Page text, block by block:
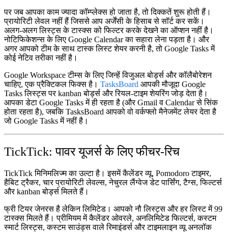
पर जब आपका काम ज्यादा कॉम्प्लेक्स हो जाता है, तो दिक्कतें शुरू होती हैं।
प्रायोरिटी लेवल नहीं हैं जिससे आप अर्जेंसी के हिसाब से सॉर्ट कर सकें।
अलग-अलग लिस्ट्स के टास्क्स को फिल्टर करके देखने का ऑप्शन नहीं है।
नोटिफिकेशन्स के लिए Google Calendar का सहारा लेना पड़ता है। और
अगर आपको टीम के साथ टास्क लिस्ट शेयर करनी है, तो Google Tasks में
कोई नेटिव तरीका नहीं है।
Google Workspace टीम्स के लिए जिन्हें विजुअल बोर्ड्स और कॉलैबोरेशन
चाहिए, एक प्रैक्टिकल फिक्स है। TasksBoard आपकी मौजूदा Google
Tasks लिस्ट्स पर kanban बोर्ड्स और रियल-टाइम शेयरिंग जोड़ देता है।
आपका डेटा Google Tasks में ही रहता है (और Gmail व Calendar से सिंक
होता रहता है), जबकि TasksBoard आपको वो वर्कफ्लो मैनेजमेंट लेयर देता है
जो Google Tasks में नहीं है।
TickTick: पावर यूजर्स के लिए फीचर-रिच
TickTick मिनिमलिज्म का उल्टा है। इसमें कैलेंडर व्यू, Pomodoro टाइमर,
हैबिट ट्रैकर, चार प्रायोरिटी लेवल्स, नेचुरल लैंग्वेज डेट पार्सिंग, टैग्स, फिल्टर्स
और kanban बोर्ड्स मिलते हैं।
फ्री टियर जेनरस है लेकिन लिमिटेड। आपको नौ लिस्ट्स और हर लिस्ट में 99
टास्क्स मिलते हैं। प्रीमियम में कैलेंडर ओवरले, अनलिमिटेड फिल्टर्स, कस्टम
स्मार्ट लिस्ट्स, कस्टम साउंड्स वाले रिमाइंडर्स और टाइमलाइन व्यू अनलॉक